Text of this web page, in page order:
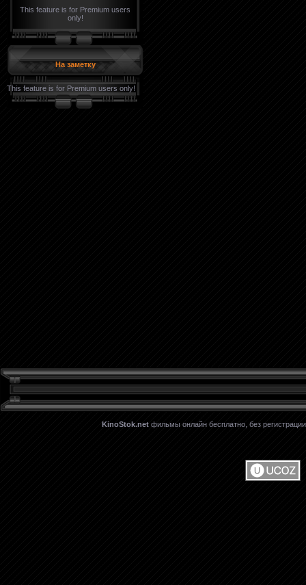
This feature is for Premium users
only!
На заметку
This feature is for Premium users only!
KinoStok.net фильмы онлайн бесплатно, без